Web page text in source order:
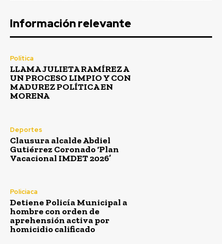
Información relevante
Política
LLAMA JULIETA RAMÍREZ A
UN PROCESO LIMPIO Y CON
MADUREZ POLÍTICA EN
MORENA
Deportes
Clausura alcalde Abdiel
Gutiérrez Coronado ‘Plan
Vacacional IMDET 2026’
Policiaca
Detiene Policía Municipal a
hombre con orden de
aprehensión activa por
homicidio calificado